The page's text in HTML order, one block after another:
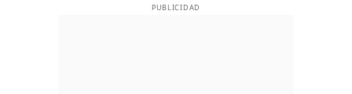
PUBLICIDAD